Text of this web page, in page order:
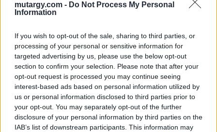
mutargy.com - Do Not Process My Personal
Information
If you wish to opt-out of the sale, sharing to third parties, or
processing of your personal or sensitive information for
targeted advertising by us, please use the below opt-out
section to confirm your selection. Please note that after your
opt-out request is processed you may continue seeing
interest-based ads based on personal information utilized by
us or personal information disclosed to third parties prior to
your opt-out. You may separately opt-out of the further
disclosure of your personal information by third parties on the
IAB’s list of downstream participants. This information may
vármegyei ellenállás
története.
Horváth József: Az 1905-6.
évi vármegyei ellenállás
története.
Kikiáltási ár:5 000Ft
Aukció:
115. Mike Portobello aukció
Aukció időpontja: 2023-05-
14 18:00
életmódja, fertőző
módja. Ford.
Jablonowski József. Az
eredetivel
összehasonlította Entz
Géza. A szövegben és
15 külön táblán 40
képpel. Gottermayer-
kötés.
Howard, L. O.: A házi légy
életmódja, fertőző
betegségeket terjesztő
szerepe és irtásának módja.
Ford. Jablonowski József. Az
eredetivel összehasonlította
Entz Géza. A szövegben és
15 külön táblán 40 képpel.
Gottermayer-kötés.
Kikiáltási ár:3 000Ft
Aukció:
115. Mike Portobello aukció
Aukció időpontja: 2023-05-
14 18:00